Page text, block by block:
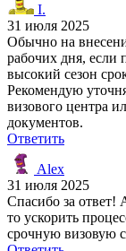
I.
31 июля 2025
Обычно на
рабочих дня, если
высокий сезон
Рекомендую
визового центра
документов.
Ответить
Alex
31 июля 2025
Спасибо за ответ!
то ускорить
срочную визовую